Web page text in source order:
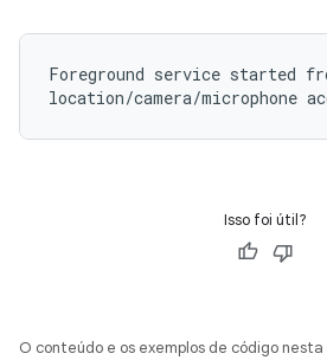
Foreground service started
location/camera/microphone
Isso foi útil?
O conteúdo e os exemplos de código